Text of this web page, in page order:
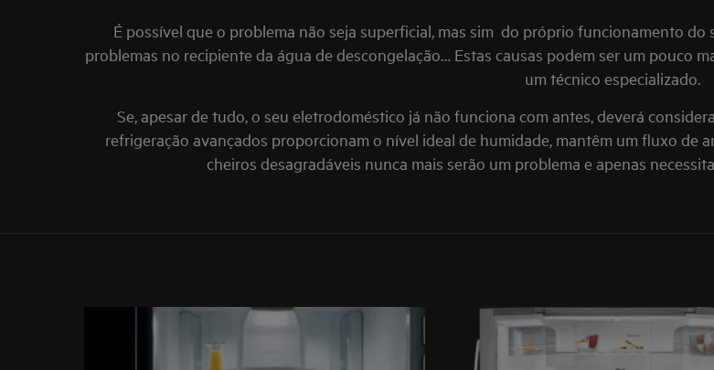
É possível que o problema não seja superficial, mas sim do próprio funcionamento
problemas no recipiente da água de descongelação… Estas causas podem ser um pouco
um técnico especializado.
Se, apesar de tudo, o seu eletrodoméstico já não funciona com antes, deverá
refrigeração avançados proporcionam o nível ideal de humidade, mantêm um fluxo de
cheiros desagradáveis nunca mais serão um problema e apenas